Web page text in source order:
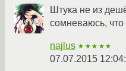
Штука не из
сомневаюсь, что
najlus ★★★★★
07.07.2015